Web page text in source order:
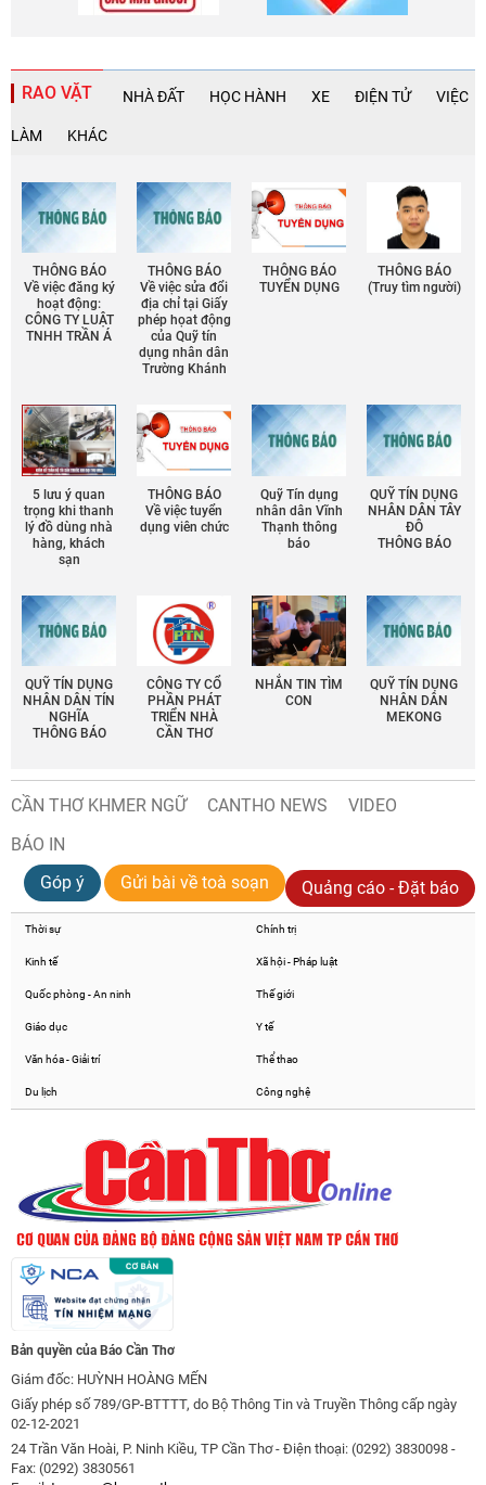
RAO VẶT NHÀ ĐẤT HỌC HÀNH XE ĐIỆN TỬ VIỆC
LÀM KHÁC
THÔNG BÁO
Về việc đăng ký
hoạt động:
CÔNG TY LUẬT
TNHH TRẦN Á
THÔNG BÁO
Về việc sửa đổi
địa chỉ tại Giấy
phép họat động
của Quỹ tín
dụng nhân dân
Trường Khánh
THÔNG BÁO
TUYỂN DỤNG
THÔNG BÁO
(Truy tìm người)
5 lưu ý quan
trọng khi thanh
lý đồ dùng nhà
hàng, khách
sạn
THÔNG BÁO
Về việc tuyển
dụng viên chức
Quỹ Tín dụng
nhân dân Vĩnh
Thạnh thông
báo
QUỸ TÍN DỤNG
NHÂN DÂN TÂY
ĐÔ
THÔNG BÁO
QUỸ TÍN DỤNG
NHÂN DÂN TÍN
NGHĨA
THÔNG BÁO
CÔNG TY CỔ
PHẦN PHÁT
TRIỂN NHÀ
CẦN THƠ
NHẮN TIN TÌM
CON
QUỸ TÍN DỤNG
NHÂN DÂN
MEKONG
CẦN THƠ KHMER NGỮ CANTHO NEWS
VIDEO
BÁO IN
Góp ý
Gửi bài về toà soạn Quảng cáo - Đặt báo
Thời sự Chính trị
Kinh tế Xã hội - Pháp luật
Quốc phòng - An ninh Thế giới
Giáo dục Y tế
Văn hóa - Giải trí Thể thao
Du lịch Công nghệ
Bản quyền của Báo Cần Thơ
Giám đốc: HUỲNH HOÀNG MẾN
Giấy phép số 789/GP-BTTTT, do Bộ Thông Tin và Truyền Thông cấp ngày
02-12-2021
24 Trần Văn Hoài, P. Ninh Kiều, TP Cần Thơ - Điện thoại: (0292) 3830098 -
Fax: (0292) 3830561